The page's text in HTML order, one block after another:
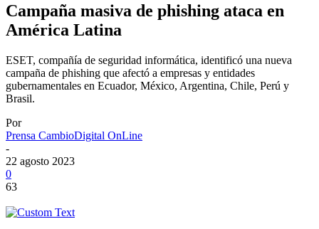
Campaña masiva de phishing ataca en
América Latina
ESET, compañía de seguridad informática, identificó una nueva
campaña de phishing que afectó a empresas y entidades
gubernamentales en Ecuador, México, Argentina, Chile, Perú y
Brasil.
Por
Prensa CambioDigital OnLine
-
22 agosto 2023
0
63